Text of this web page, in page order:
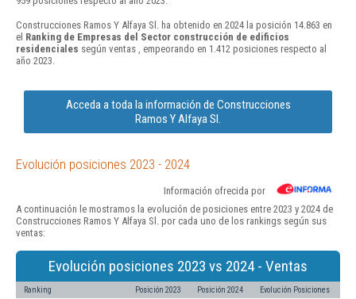
Construcciones Ramos Y Alfaya Sl. ha obtenido en 2024 la posición 14.863 en
el Ranking de Empresas del Sector construcción de edificios
residenciales según ventas , empeorando en 1.412 posiciones respecto al
año 2023.
Acceda a toda la información de Construcciones
Ramos Y Alfaya Sl.
Evolución posiciones 2023 - 2024
Información ofrecida por
A continuación le mostramos la evolución de posiciones entre 2023 y 2024 de
Construcciones Ramos Y Alfaya Sl. por cada uno de los rankings según sus
ventas:
Evolución posiciones 2023 vs 2024 - Ventas
Ranking Posición 2023 Posición 2024 Evolución Posiciones